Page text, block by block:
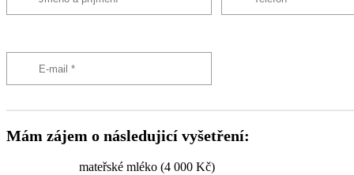
Mám zájem o následujicí vyšetření:
mateřské mléko (4 000 Kč)